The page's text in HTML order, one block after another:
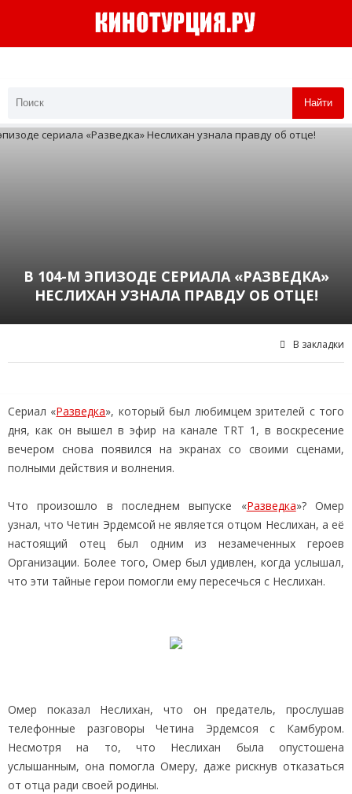
Найти
В 104-М ЭПИЗОДЕ СЕРИАЛА «РАЗВЕДКА»
НЕСЛИХАН УЗНАЛА ПРАВДУ ОБ ОТЦЕ!
В закладки
Сериал «Разведка», который был любимцем зрителей с того
дня, как он вышел в эфир на канале TRT 1, в воскресение
вечером снова появился на экранах со своими сценами,
полными действия и волнения.
Что произошло в последнем выпуске «Разведка»? Омер
узнал, что Четин Эрдемсой не является отцом Неслихан, а её
настоящий отец был одним из незамеченных героев
Организации. Более того, Омер был удивлен, когда услышал,
что эти тайные герои помогли ему пересечься с Неслихан.
Омер показал Неслихан, что он предатель, прослушав
телефонные разговоры Четина Эрдемсоя с Камбуром.
Несмотря на то, что Неслихан была опустошена
услышанным, она помогла Омеру, даже рискнув отказаться
от отца ради своей родины.